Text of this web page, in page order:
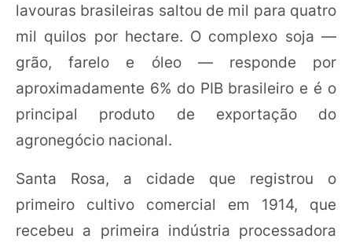
lavouras brasileiras saltou de mil para quatro
mil quilos por hectare. O complexo soja —
grão, farelo e óleo — responde por
aproximadamente 6% do PIB brasileiro e é o
principal produto de exportação do
agronegócio nacional.
Santa Rosa, a cidade que registrou o
primeiro cultivo comercial em 1914, que
recebeu a primeira indústria processadora